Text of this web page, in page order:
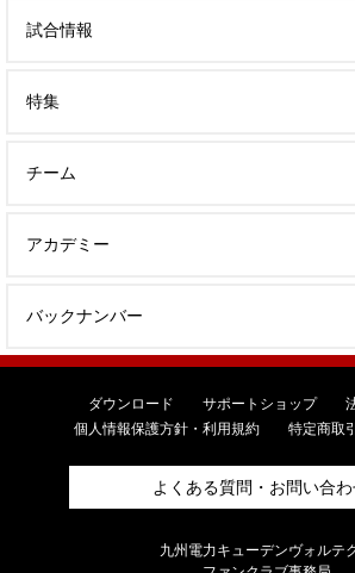
試合情報
特集
チーム
アカデミー
バックナンバー
ダウンロード サポートショップ
個人情報保護方針・利用規約
特定商取
よくある質問・お問い合
九州電力キューデンヴォルテ